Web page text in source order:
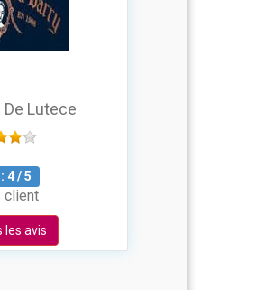
Lutece
4/5
client
les avis